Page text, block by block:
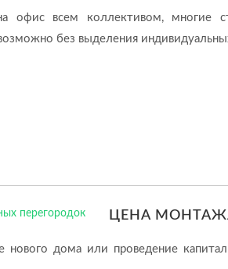
офис всем коллективом, многие
без выделения
ЦЕНА
нового дома или проведение